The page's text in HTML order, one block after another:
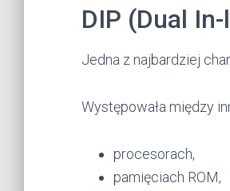
DIP (Dual
Jedna z najbardziej
Występowała między
procesorach,
pamięciach ROM,